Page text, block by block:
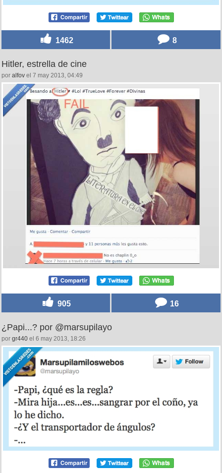
1462 8
Hitler, estrella de cine
por alfov el 7 may 2013, 04:49
905 16
¿Papi...? por @marsupilayo
por gr440 el 6 may 2013, 18:26